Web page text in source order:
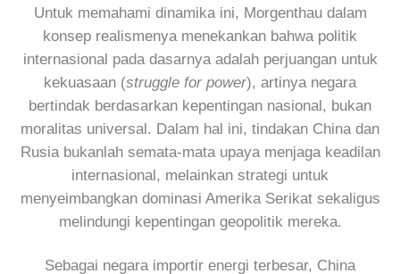
Untuk memahami dinamika ini, Morgenthau dalam
konsep realismenya menekankan bahwa politik
internasional pada dasarnya adalah perjuangan untuk
kekuasaan (struggle for power), artinya negara
bertindak berdasarkan kepentingan nasional, bukan
moralitas universal. Dalam hal ini, tindakan China dan
Rusia bukanlah semata-mata upaya menjaga keadilan
internasional, melainkan strategi untuk
menyeimbangkan dominasi Amerika Serikat sekaligus
melindungi kepentingan geopolitik mereka.
Sebagai negara importir energi terbesar, China